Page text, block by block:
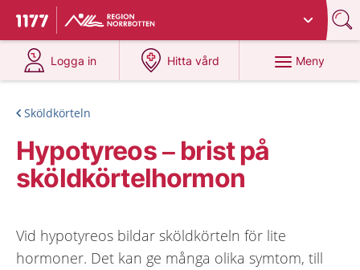
Till startsidan för 1177
Du har valt region
Logga in
på 1177.se
Hitta vård
på 1177.se
Meny
Sköldkörteln
Hypotyreos – brist på
sköldkörtelhormon
Vid hypotyreos bildar sköldkörteln för lite
hormoner. Det kan ge många olika symtom, till